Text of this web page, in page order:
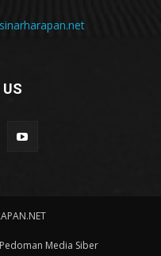
US
Pedoman Media Siber